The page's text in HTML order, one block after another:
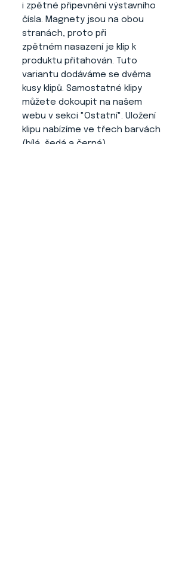
i zpětné připevnění výstavního
čísla. Magnety jsou na obou
stranách, proto při
zpětném nasazení je klip k
produktu přitahován. Tuto
variantu dodáváme se dvěma
kusy klipů. Samostatné klipy
můžete dokoupit na našem
webu v sekci "Ostatní". Uložení
klipu nabízíme ve třech barvách
(bílá, šedá a černá).